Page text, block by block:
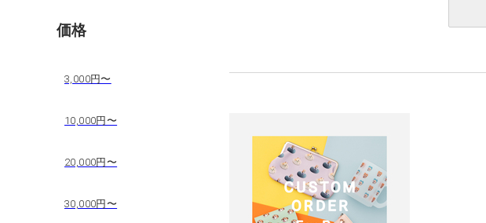
価格
3,000円〜
10,000円〜
20,000円〜
30,000円〜